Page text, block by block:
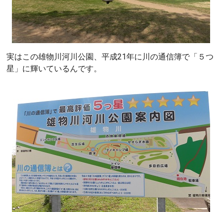
実はこの雄物川河川公園、平成21年に川の通信簿で「５つ
星」に輝いているんです。